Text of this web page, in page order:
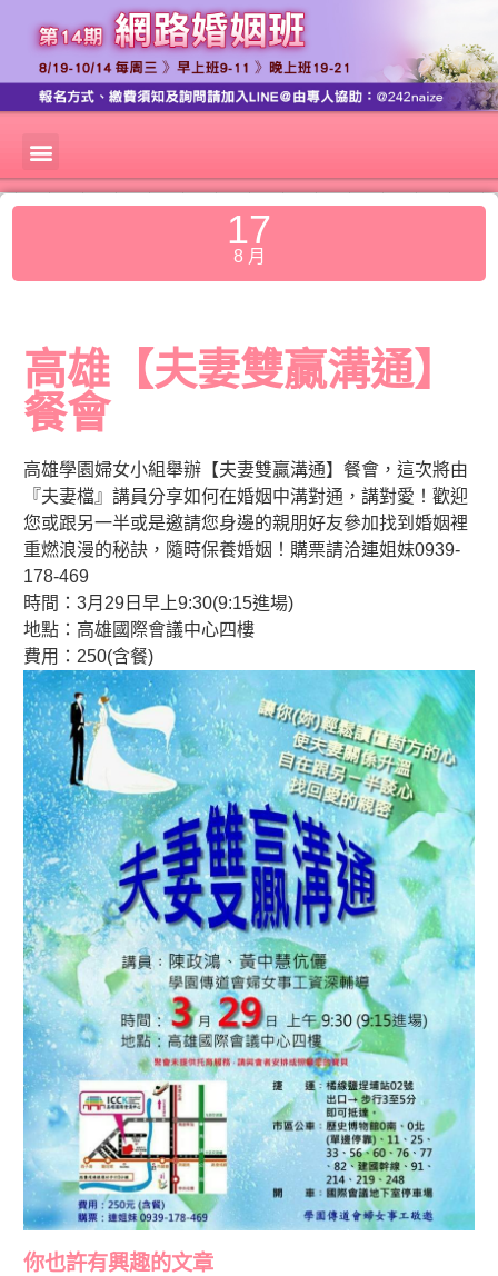
17
8 月
高雄【夫妻雙贏溝通】
餐會
高雄學園婦女小組舉辦【夫妻雙贏溝通】餐會，這次將由
『夫妻檔』講員分享如何在婚姻中溝對通，講對愛！歡迎
您或跟另一半或是邀請您身邊的親朋好友參加找到婚姻裡
重燃浪漫的秘訣，隨時保養婚姻！購票請洽連姐妹0939-
178-469
時間：3月29日早上9:30(9:15進場)
地點：高雄國際會議中心四樓
費用：250(含餐)
你也許有興趣的文章